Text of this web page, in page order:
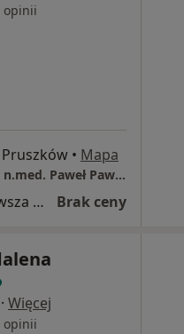
opinii
Pruszków • Mapa
Klinika Zdrowia Psychicznego dr n.med. Paweł Pawełczak
Konsultacja dietetyczna (pierwsza wizyta) Brak ceny
· Więcej
opinii